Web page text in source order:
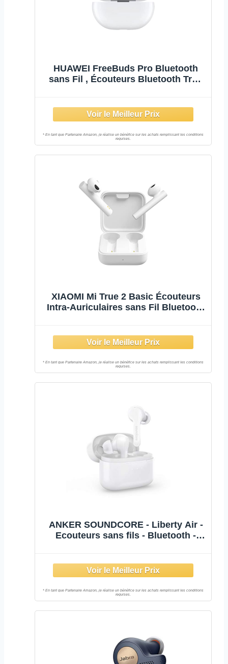
HUAWEI FreeBuds Pro Bluetooth
sans Fil , Écouteurs Bluetooth True
Microphones, Charge sans Fil, Blanc
XIAOMI Mi True 2 Basic Écouteurs
Intra-Auriculaires sans Fil Bluetooth
ANKER SOUNDCORE - Liberty Air -
Ecouteurs sans fils - Bluetooth -